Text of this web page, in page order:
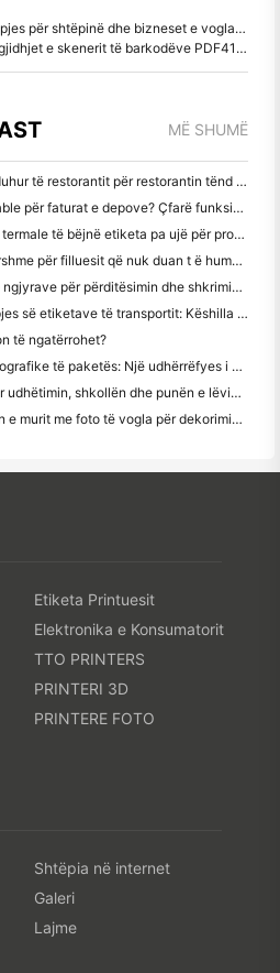
për shtëpinë dhe bizneset e vogla 2025
të barkodëve PDF417: Aplikacione, skenerë online dhe hardware
MË SHUMË
Si të zgjedhësh programin e duhur të restorantit për restorantin tënd të vogël apo të mesëm
A ju duhet një printer A4 portable për faturat e depove? Çfarë funksionon?
A mund printuesit e etiketave termale të bëjnë etiketa pa ujë për prodhimet e biznesit të vogël?
Kamera më e mirë e menjëhershme për filluesit që nuk duan t ë humbin letër
Krijuesi më i mirë i etiketës së ngjyrave për përditësimin dhe shkrimin: Shto më shumë ngjyrë në çdo faqe
Shkrimi i dorës kundrejt shtypjes së etiketave të transportit: Këshilla për bizneset e vogla në vitin 2026
të ngatërrohet?
Si të zgjedhësh një printer fotografike të paketës: Një udhërrëfyes i plotë për përdoruesit e gazetave, udhëtimit dhe iPhone
Printuesi më i mirë i paaftë për udhëtimin, shkollën dhe punën e lëvizshme: Hanin MT620 Pro Review
Ide dhe këshilla për vendosjen e murit me foto të vogla për dekorimin e dhomës së gjumit dhe konviktit
Etiketa Printuesit
Elektronika e Konsumatorit
TTO PRINTERS
PRINTERI 3D
PRINTERE FOTO
Shtëpia në internet
Galeri
Lajme